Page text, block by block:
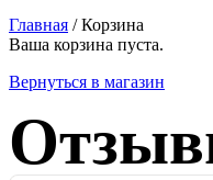
Главная /Корзина
Ваша корзина пуста.
Вернуться в магазин